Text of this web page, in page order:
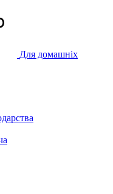
Для домашніх